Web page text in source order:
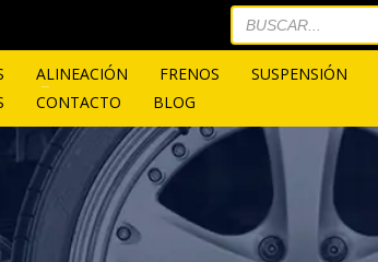
ALINEACIÓN FRENOS
SUSPENSIÓN
CONTACTO BLOG